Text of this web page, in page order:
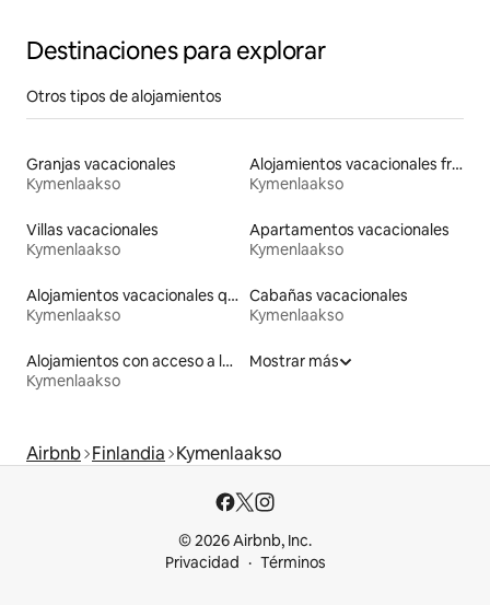
Destinaciones para explorar
Otros tipos de alojamientos
Granjas vacacionales
Kymenlaakso
Alojamientos vacacionales frente a la playa
Kymenlaakso
Villas vacacionales
Kymenlaakso
Apartamentos vacacionales
Kymenlaakso
Alojamientos vacacionales que admiten mascotas
Kymenlaakso
Cabañas vacacionales
Kymenlaakso
Alojamientos con acceso a la playa
Kymenlaakso
Mostrar más
Airbnb Finlandia Kymenlaakso
© 2026 Airbnb, Inc.
Privacidad
Términos